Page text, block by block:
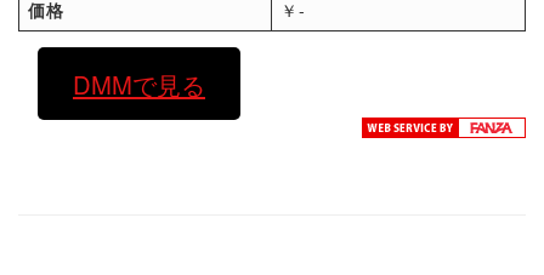
価格
￥-
DMMで見る